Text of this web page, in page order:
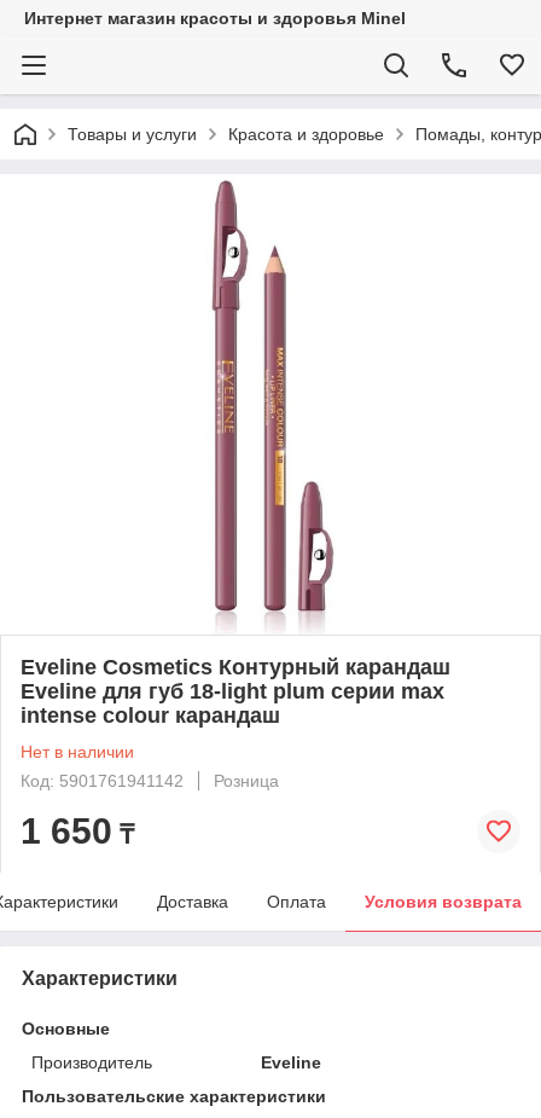
Интернет магазин красоты и здоровья Minel
Товары и услуги Красота и здоровье Помады,
Eveline Cosmetics Контурный карандаш
Eveline для губ 18-light plum серии max
intense colour карандаш
Нет в наличии
Код: 5901761941142
Розница
1 650 ₸
Доставка Оплата Условия возврата
Характеристики
Основные
Производитель
Eveline
Пользовательские характеристики